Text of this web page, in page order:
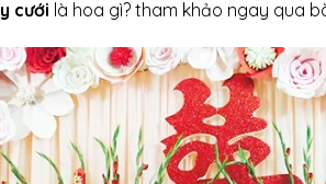
cưới là hoa gì? tham khảo ngay qua